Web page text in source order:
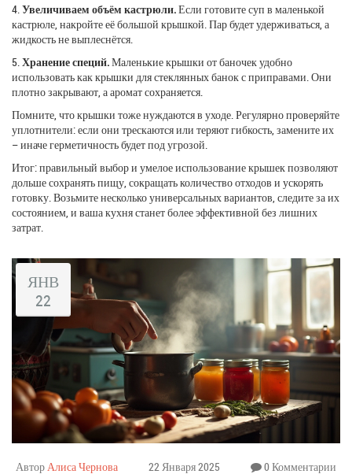
4. Увеличиваем объём кастрюли.Если готовите суп в маленькой
кастрюле, накройте её большой крышкой. Пар будет удерживаться, а
жидкость не выплеснётся.
5. Хранение специй.Маленькие крышки от баночек удобно
использовать как крышки для стеклянных банок с приправами. Они
плотно закрывают, а аромат сохраняется.
Помните, что крышки тоже нуждаются в уходе. Регулярно проверяйте
уплотнители: если они трескаются или теряют гибкость, замените их
– иначе герметичность будет под угрозой.
Итог: правильный выбор и умелое использование крышек позволяют
дольше сохранять пищу, сокращать количество отходов и ускорять
готовку. Возьмите несколько универсальных вариантов, следите за их
состоянием, и ваша кухня станет более эффективной без лишних
затрат.
ЯНВ
22
АвторАлиса Чернова 22 Января 2025 0 Комментарии